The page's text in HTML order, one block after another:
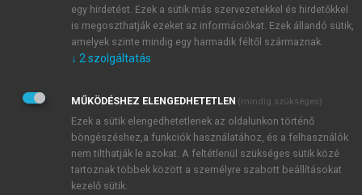
Kérek értesítést a MeRSZ újdonságairól, akcióiról.
Kérek értesítést az Akadémiai Kiadó Zrt. újdonságairól,
Adatkezelési tájékoztatóbanfoglaltakat tudomásul
veszem és elfogadom.
Általános vásárlási feltételeket, valamint a szotar.netés a
mersz.huoldalak licencszerződéseiben foglaltakat
tudomásul veszem és elfogadom.
egy hirdetést. Ezek a sütik más szervezetekkel és hirdetőkkel
is megoszthatják ezeket az információkat. Ezek állandó sütik,
amelyek szinte mindig egy harmadik féltől származnak.
↓ 2 szolgáltatás
MŰKÖDÉSHEZ ELENGEDHETETLEN (mindig szükséges)
Ezek a sütik elengedhetetlenek az oldalunkon történő
böngészéshez,a funkciók használatához, és a felhasználók
nem tilthatják le azokat. A feltétlenül szükséges sütik közé
tartoznak többek között a személyre szabott beállításokat
kezelő sütik.